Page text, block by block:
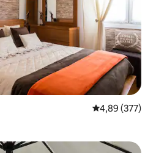
4,89 av 5 i
4,89 (377)